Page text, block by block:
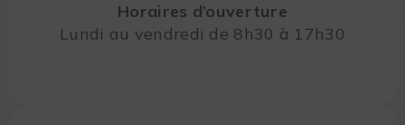
Horaires d’ouverture
Lundi au vendredi de 8h30 à 17h30